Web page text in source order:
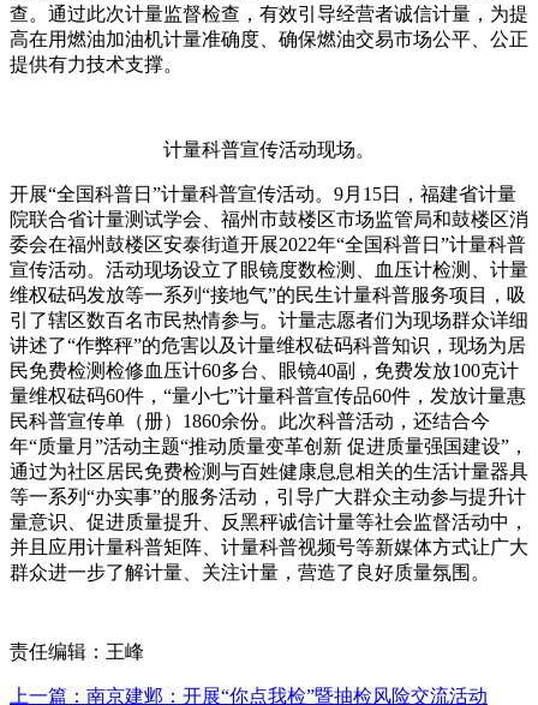
查。通过此次计量监督检查，有效引导经营者诚信计量，为提
高在用燃油加油机计量准确度、确保燃油交易市场公平、公正
提供有力技术支撑。
计量科普宣传活动现场。
开展“全国科普日”计量科普宣传活动。9月15日，福建省计量
院联合省计量测试学会、福州市鼓楼区市场监管局和鼓楼区消
委会在福州鼓楼区安泰街道开展2022年“全国科普日”计量科普
宣传活动。活动现场设立了眼镜度数检测、血压计检测、计量
维权砝码发放等一系列“接地气”的民生计量科普服务项目，吸
引了辖区数百名市民热情参与。计量志愿者们为现场群众详细
讲述了“作弊秤”的危害以及计量维权砝码科普知识，现场为居
民免费检测检修血压计60多台、眼镜40副，免费发放100克计
量维权砝码60件，“量小七”计量科普宣传品60件，发放计量惠
民科普宣传单（册）1860余份。此次科普活动，还结合今
年“质量月”活动主题“推动质量变革创新 促进质量强国建设”，
通过为社区居民免费检测与百姓健康息息相关的生活计量器具
等一系列“办实事”的服务活动，引导广大群众主动参与提升计
量意识、促进质量提升、反黑秤诚信计量等社会监督活动中，
并且应用计量科普矩阵、计量科普视频号等新媒体方式让广大
群众进一步了解计量、关注计量，营造了良好质量氛围。
责任编辑：王峰
上一篇：南京建邺：开展“你点我检”暨抽检风险交流活动